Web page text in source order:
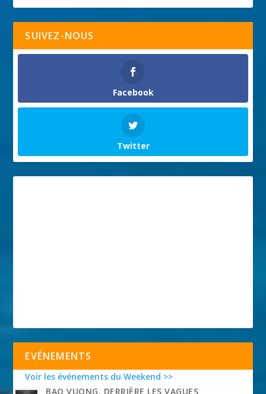
SUIVEZ-NOUS
Facebook
Twitter
EVÉNEMENTS
Voir les événements du Weekend >>
BAO VUONG, DERRIÈRE LES VAGUES